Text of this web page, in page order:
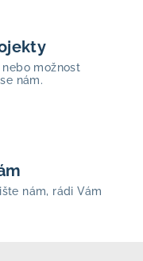
možnost
nám.
nám, rádi Vám